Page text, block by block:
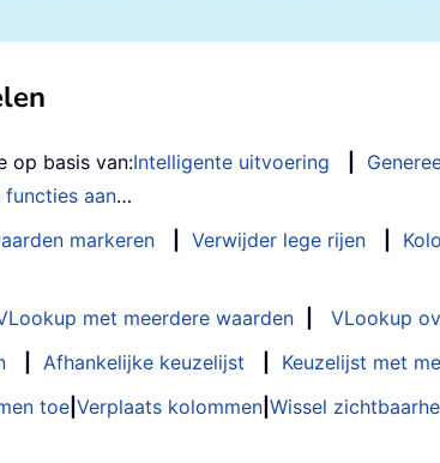
op basis van:Intelligente uitvoering
functies aan…
markeren Verwijder lege rijen
met meerdere waarden VLookup
Afhankelijke keuzelijst Keuzelijst met
toe Verplaats kolommen Wissel